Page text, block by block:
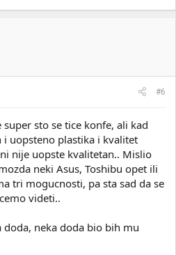
#6
sto se tice konfe, ali kad
i uopsteno plastika i kvalitet
nije uopste kvalitetan.. Mislio
neki Asus, Toshibu opet ili
tri mogucnosti, pa sta sad da se
videti..
neka doda bio bih mu